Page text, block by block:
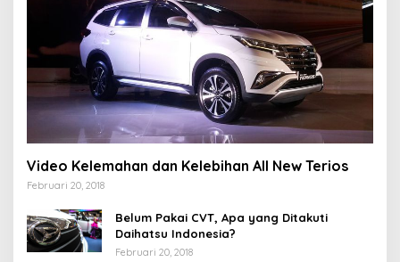
Video Kelemahan dan Kelebihan All New Terios
Februari 20, 2018
Belum Pakai CVT, Apa yang Ditakuti
Daihatsu Indonesia?
Februari 20, 2018